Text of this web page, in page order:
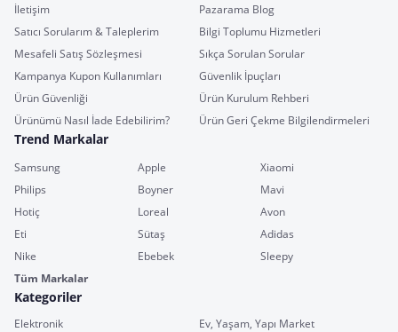
İletişim
Pazarama Blog
Satıcı Sorularım & Taleplerim
Bilgi Toplumu Hizmetleri
Mesafeli Satış Sözleşmesi
Sıkça Sorulan Sorular
Kampanya Kupon Kullanımları
Güvenlik İpuçları
Ürün Güvenliği
Ürün Kurulum Rehberi
Ürünümü Nasıl İade Edebilirim?
Ürün Geri Çekme Bilgilendirmeleri
Trend Markalar
Samsung Apple
Xiaomi
Philips
Boyner
Mavi
Hotiç
Loreal
Avon
Eti
Sütaş
Adidas
Nike
Ebebek
Sleepy
Tüm Markalar
Kategoriler
Elektronik
Ev, Yaşam, Yapı Market